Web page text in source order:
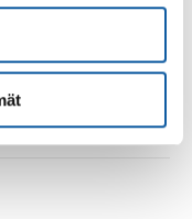
järjestää